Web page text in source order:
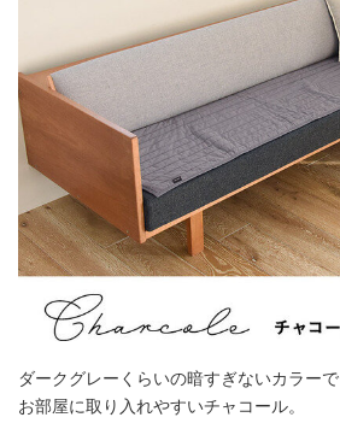
ダークグレーくらいの暗すぎないカラーで
お部屋に取り入れやすいチャコール。